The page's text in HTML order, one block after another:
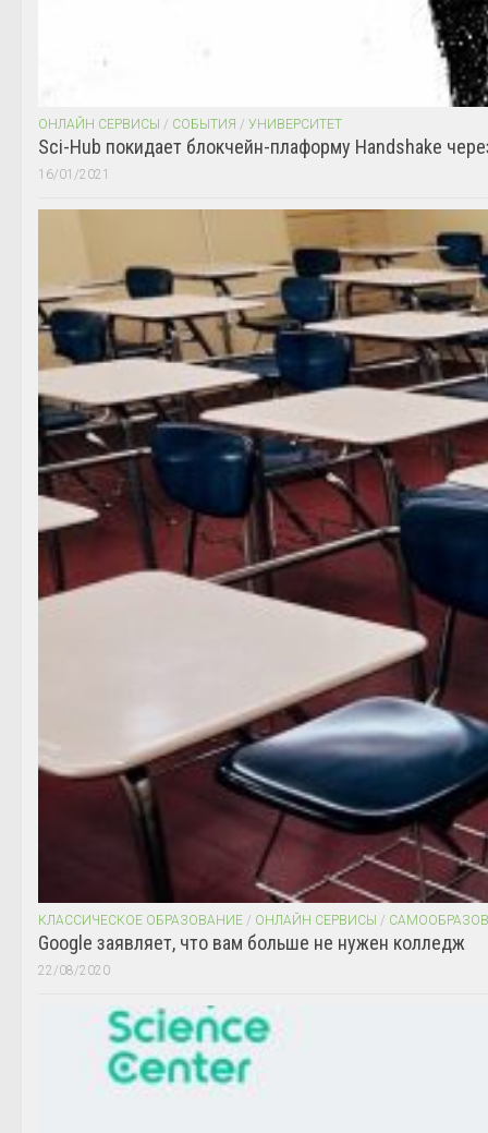
ОНЛАЙН СЕРВИСЫ / СОБЫТИЯ / УНИВЕРСИТЕТ
Sci-Hub покидает блокчейн-плаформу Handshake
16/01/2021
КЛАССИЧЕСКОЕ ОБРАЗОВАНИЕ / ОНЛАЙН СЕРВИСЫ /
Google заявляет, что вам больше не нужен колледж
22/08/2020